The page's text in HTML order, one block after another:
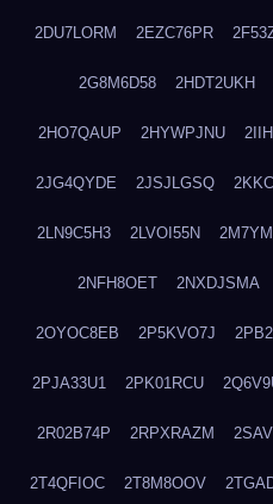
2DU7LORM 2EZC76PR
2G8M6D58 2HDT2UKH
2HO7QAUP 2HYWPJNU
2JG4QYDE 2JSJLGSQ
2LN9C5H3 2LVOI55N
2NFH8OET 2NXDJSMA
2OYOC8EB 2P5KVO7J
2PJA33U1 2PK01RCU
2R02B74P 2RPXRAZM
2T4QFIOC 2T8M8OOV